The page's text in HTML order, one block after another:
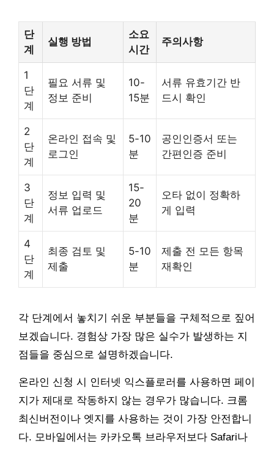
단
계
실행 방법
소요
시간
주의사항
1
단
계
필요 서류 및
정보 준비
10-
15분
서류 유효기간 반
드시 확인
2
단
계
온라인 접속 및
로그인
5-10
분
공인인증서 또는
간편인증 준비
3
단
계
정보 입력 및
서류 업로드
15-
20
분
오타 없이 정확하
게 입력
4
단
계
최종 검토 및
제출
5-10
분
제출 전 모든 항목
재확인
각 단계에서 놓치기 쉬운 부분들을 구체적으로 짚어
보겠습니다. 경험상 가장 많은 실수가 발생하는 지
점들을 중심으로 설명하겠습니다.
온라인 신청 시 인터넷 익스플로러를 사용하면 페이
지가 제대로 작동하지 않는 경우가 많습니다. 크롬
최신버전이나 엣지를 사용하는 것이 가장 안전합니
다. 모바일에서는 카카오톡 브라우저보다 Safari나